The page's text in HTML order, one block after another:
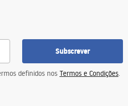
Subscrever
definidos nos Termos e Condições.